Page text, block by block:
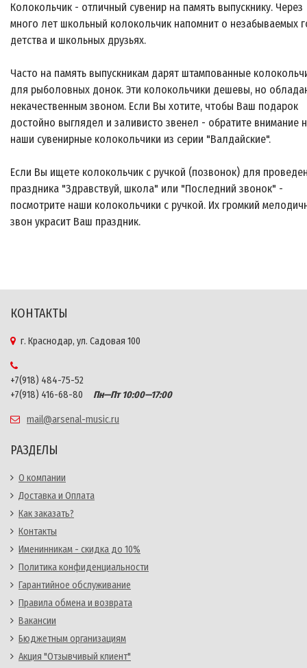
Колокольчик - отличный сувенир на память выпускнику. Через
много лет школьный колокольчик напомнит о незабываемых
детства и школьных друзьях.
Часто на память выпускникам дарят штампованные
для рыболовных донок. Эти колокольчики дешевы, но
некачественным звоном. Если Вы хотите, чтобы Ваш подарок
достойно выглядел и заливисто звенел - обратите внимание
наши сувенирные колокольчики из серии "Валдайские".
Если Вы ищете колокольчик с ручкой (позвонок) для
праздника "Здравствуй, школа" или "Последний звонок" -
посмотрите наши колокольчики с ручкой. Их громкий
звон украсит Ваш праздник.
КОНТАКТЫ
г. Краснодар, ул. Садовая 100
+7(918) 484-75-52
+7(918) 416-68-80
Пн—Пт 10:00—17:00
mail@arsenal-music.ru
РАЗДЕЛЫ
О компании
Доставка и Оплата
Как заказать?
Контакты
Именинникам - скидка до 10%
Политика конфиденциальности
Гарантийное обслуживание
Правила обмена и возврата
Вакансии
Бюджетным организациям
Акция "Отзывчивый клиент"